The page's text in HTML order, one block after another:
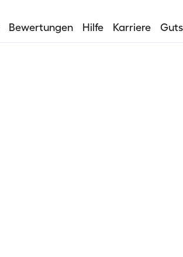
Bewertungen Hilfe Karriere